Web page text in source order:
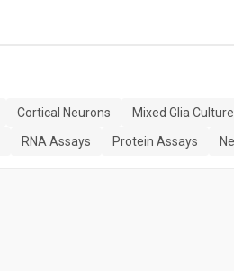
Cortical Neurons Mixed Glia Culture
RNA Assays Protein Assays